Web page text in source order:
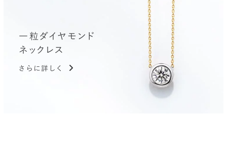
一粒ダイヤモンド
ネックレス
さらに詳しく